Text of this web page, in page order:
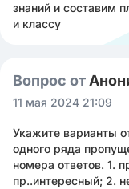
знаний и составим
и классу
Вопрос от
11 мая 2024 21:09
Укажите варианты
одного ряда
номера ответов. 1.
пр..интересный; 2.